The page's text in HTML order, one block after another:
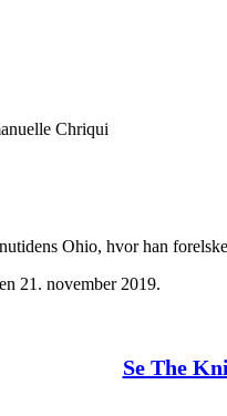
Chriqui
Ohio, hvor han
21. november 2019.
Se The